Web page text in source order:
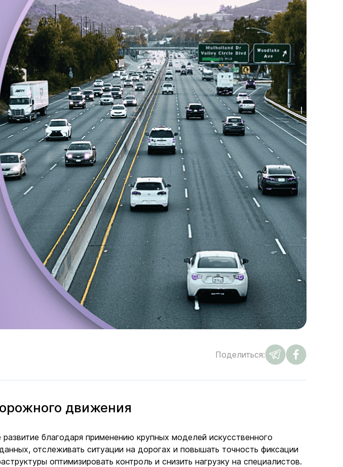
Поделиться:
движения
благодаря применению крупных моделей искусственного
отслеживать ситуации на дорогах и повышать точность фиксации
оптимизировать контроль и снизить нагрузку на специалистов.